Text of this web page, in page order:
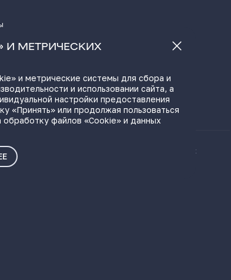
Политика о персональных
И МЕТРИЧЕСКИХ
и метрические системы для сбора и
и использовании сайта, а
настройки предоставления
«Принять» или продолжая пользоваться
обработку файлов «Cookie» и данных